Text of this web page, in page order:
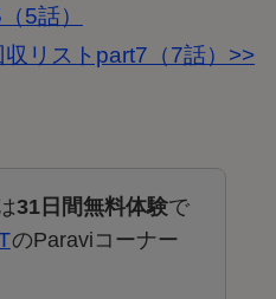
5話）
収リストpart7（7話）>>
31日間無料体験で
のParaviコーナー